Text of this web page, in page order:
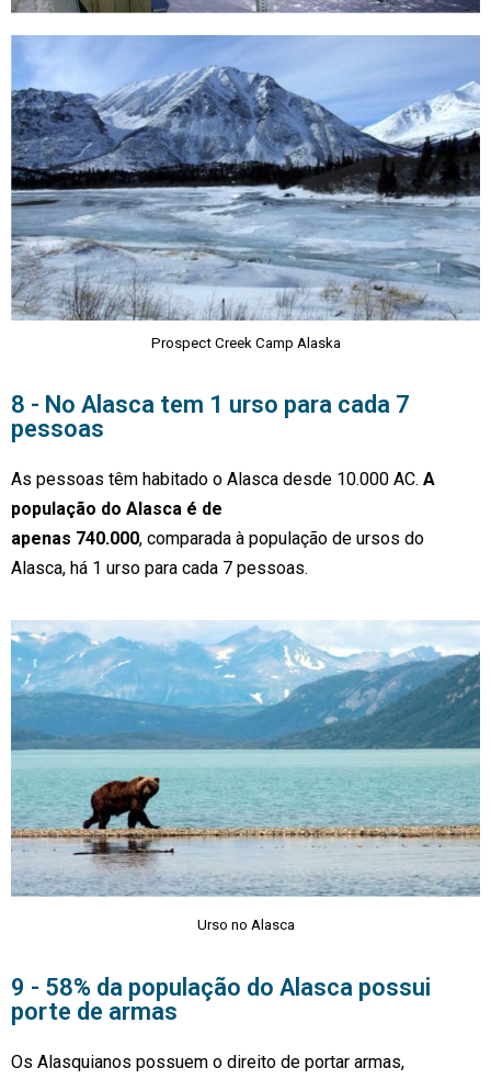
Prospect Creek Camp Alaska
8 - No Alasca tem 1 urso para cada 7
pessoas
As pessoas têm habitado o Alasca desde 10.000 AC. A
população do Alasca é de
apenas 740.000, comparada à população de ursos do
Alasca, há 1 urso para cada 7 pessoas.
Urso no Alasca
9 - 58% da população do Alasca possui
porte de armas
Os Alasquianos possuem o direito de portar armas,